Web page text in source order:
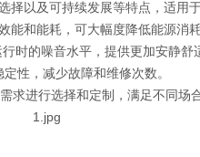
以及可持续发展等特点，适用
和能耗，可大幅度降低能源消耗
时的噪音水平，提供更加安静舒
性，减少故障和维修次数。
求进行选择和定制，满足不同场